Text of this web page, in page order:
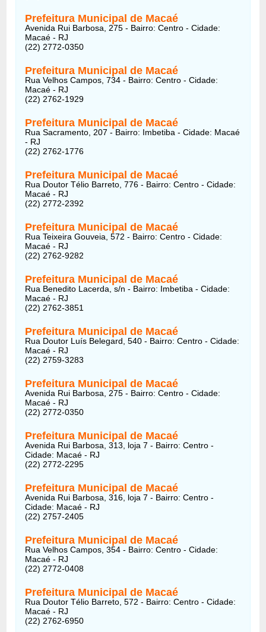
Prefeitura Municipal de Macaé
Avenida Rui Barbosa, 275 - Bairro: Centro - Cidade:
Macaé - RJ
(22) 2772-0350
Prefeitura Municipal de Macaé
Rua Velhos Campos, 734 - Bairro: Centro - Cidade:
Macaé - RJ
(22) 2762-1929
Prefeitura Municipal de Macaé
Rua Sacramento, 207 - Bairro: Imbetiba - Cidade: Macaé
- RJ
(22) 2762-1776
Prefeitura Municipal de Macaé
Rua Doutor Télio Barreto, 776 - Bairro: Centro - Cidade:
Macaé - RJ
(22) 2772-2392
Prefeitura Municipal de Macaé
Rua Teixeira Gouveia, 572 - Bairro: Centro - Cidade:
Macaé - RJ
(22) 2762-9282
Prefeitura Municipal de Macaé
Rua Benedito Lacerda, s/n - Bairro: Imbetiba - Cidade:
Macaé - RJ
(22) 2762-3851
Prefeitura Municipal de Macaé
Rua Doutor Luís Belegard, 540 - Bairro: Centro - Cidade:
Macaé - RJ
(22) 2759-3283
Prefeitura Municipal de Macaé
Avenida Rui Barbosa, 275 - Bairro: Centro - Cidade:
Macaé - RJ
(22) 2772-0350
Prefeitura Municipal de Macaé
Avenida Rui Barbosa, 313, loja 7 - Bairro: Centro -
Cidade: Macaé - RJ
(22) 2772-2295
Prefeitura Municipal de Macaé
Avenida Rui Barbosa, 316, loja 7 - Bairro: Centro -
Cidade: Macaé - RJ
(22) 2757-2405
Prefeitura Municipal de Macaé
Rua Velhos Campos, 354 - Bairro: Centro - Cidade:
Macaé - RJ
(22) 2772-0408
Prefeitura Municipal de Macaé
Rua Doutor Télio Barreto, 572 - Bairro: Centro - Cidade:
Macaé - RJ
(22) 2762-6950